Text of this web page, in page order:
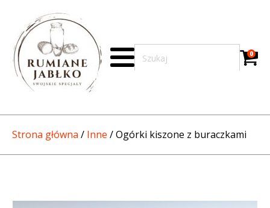
0
Strona główna / Inne / Ogórki kiszone z buraczkami